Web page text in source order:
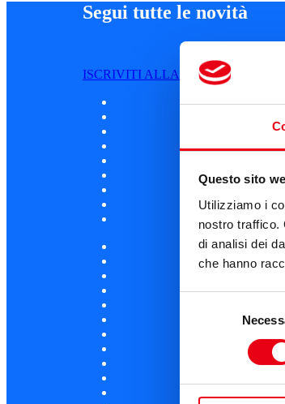
Questo sito
Utilizziamo i
nostro traffico.
di analisi dei
che hanno
Segui tutte le novità
ISCRIVITI ALLA NEWSLETTER